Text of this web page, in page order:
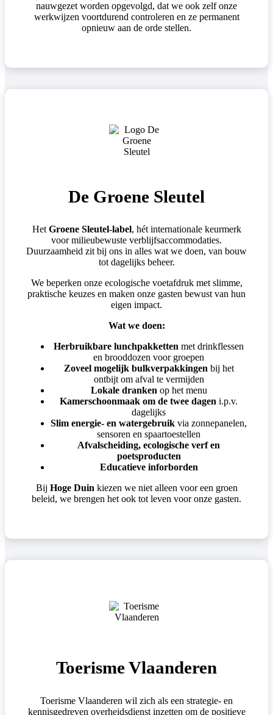
nauwgezet worden opgevolgd, dat we ook zelf onze
werkwijzen voortdurend controleren en ze permanent
opnieuw aan de orde stellen.
De Groene Sleutel
HetGroene Sleutel-label, hét internationale keurmerk
voor milieubewuste verblijfsaccommodaties.
Duurzaamheid zit bij ons in alles wat we doen, van bouw
tot dagelijks beheer.
We beperken onze ecologische voetafdruk met slimme,
praktische keuzes en maken onze gasten bewust van hun
eigen impact.
Wat we doen:
Herbruikbare lunchpakketten met drinkflessen
en brooddozen voor groepen
Zoveel mogelijk bulkverpakkingenbij het
ontbijt om afval te vermijden
Lokale drankenop het menu
Kamerschoonmaak om de twee dagen i.p.v.
dagelijks
Slim energie- en watergebruik via zonnepanelen,
sensoren en spaartoestellen
Afvalscheiding, ecologische verf en
poetsproducten
Educatieve inforborden
Bij Hoge Duinkiezen we niet alleen voor een groen
beleid, we brengen het ook tot leven voor onze gasten.
Toerisme Vlaanderen
Toerisme Vlaanderen wil zich als een strategie- en
kennisgedreven overheidsdienst inzetten om de positieve